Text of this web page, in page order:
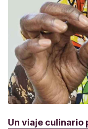
Un viaje culinario